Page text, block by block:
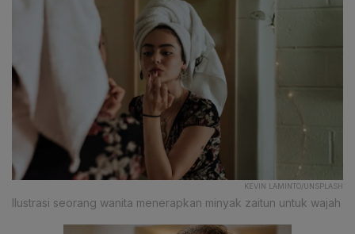
KEVIN LAMINTO/UNSPLASH
Ilustrasi seorang wanita menerapkan minyak zaitun untuk wajah